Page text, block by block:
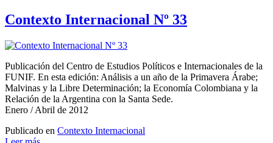
Contexto Internacional Nº 33
Publicación del Centro de Estudios Políticos e Internacionales de la
FUNIF. En esta edición: Análisis a un año de la Primavera Árabe;
Malvinas y la Libre Determinación; la Economía Colombiana y la
Relación de la Argentina con la Santa Sede.
Enero / Abril de 2012
Publicado en Contexto Internacional